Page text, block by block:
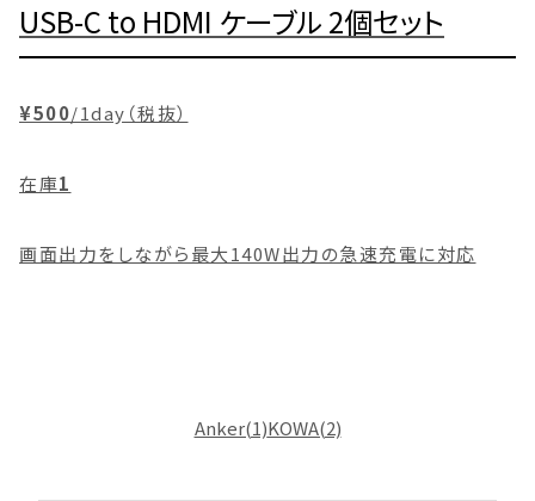
USB-C to HDMI ケーブル 2個セット
¥500/1day（税抜）
在庫1
画面出力をしながら最大140W出力の急速充電に対応
Anker(1)KOWA(2)